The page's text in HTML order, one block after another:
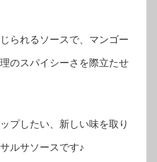
られるソースで、マンゴー
のスパイシーさを際立たせ
プしたい、新しい味を取り
ルサソースです♪